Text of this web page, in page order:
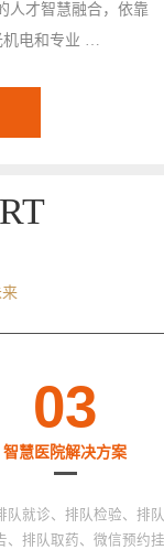
人才智慧融合，依靠
机电和专业 …
03
智慧医院解决方案
队就诊、排队检验、排队
、排队取药、微信预约挂